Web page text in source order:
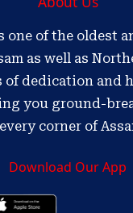
one of the oldest
as well as
of dedication and
you ground-
corner of
Download Our App